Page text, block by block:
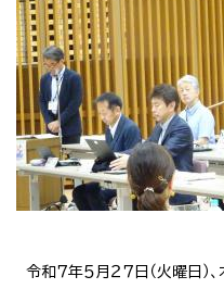
令和７年５月２７日（火曜日）